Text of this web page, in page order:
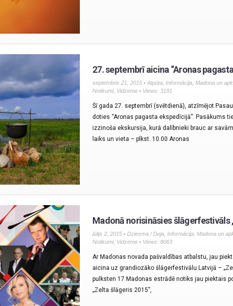
27. septembrī aicina “Aronas
septembris 21, 2015 • Atpūta Informācija Madona un
Notikumi, Vidzeme • Views: 3191
Šī gada 27. septembrī (svētdienā), atzīmējot
doties “Aronas pagasta ekspedīcijā”. Pasākums
izzinoša ekskursija, kurā dalībnieki brauc ar
laiks un vieta – plkst. 10.00 Aronas
Madonā norisināsies šlāgerfestivāls
jūlijs 2, 2015 • Dziesma / Deja Informācija Madona un
Notikumi, Vidzeme • Views: 8063
Ar Madonas novada pašvaldības atbalstu, jau
aicina uz grandiozāko šlāgerfestivālu Latvijā –
pulksten 17 Madonas estrādē notiks jau piektais
„Zelta šlāgeris 2015”,